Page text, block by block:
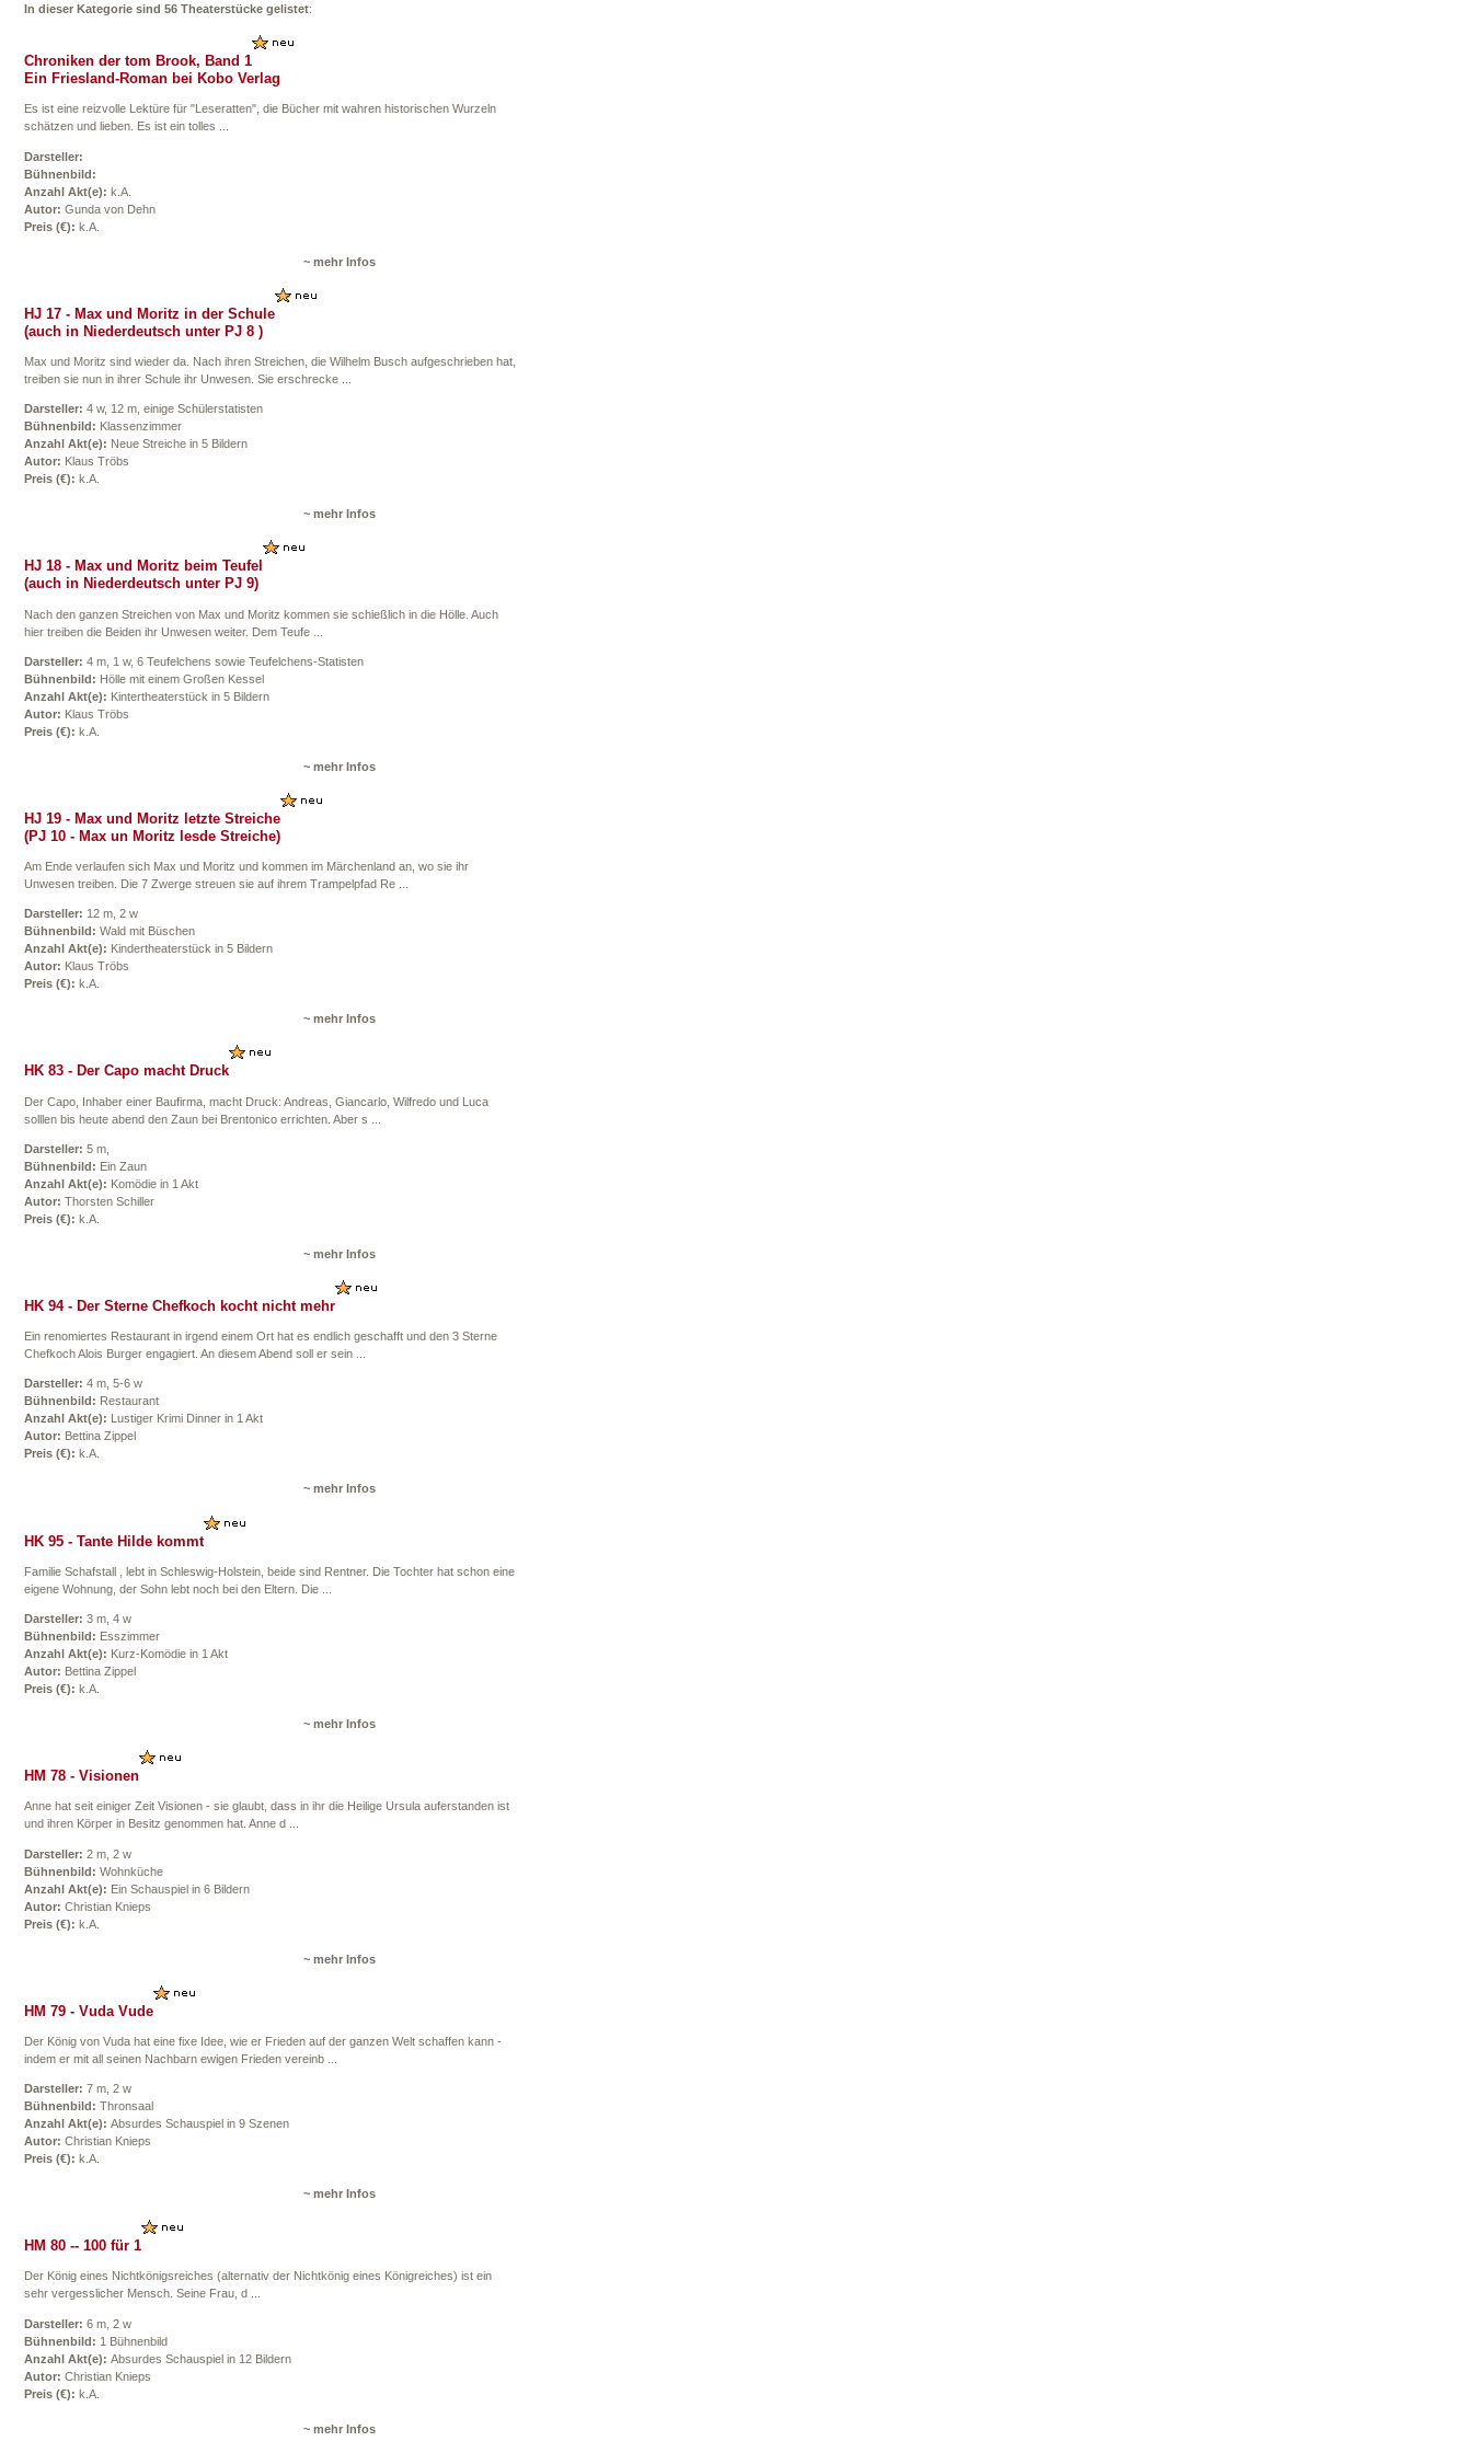
In dieser Kategorie sind 56 Theaterstücke gelistet:
Chroniken der tom Brook, Band 1
Ein Friesland-Roman bei Kobo Verlag
Es ist eine reizvolle Lektüre für "Leseratten", die Bücher mit wahren historischen Wurzeln
schätzen und lieben. Es ist ein tolles ...
Darsteller:
Bühnenbild:
Anzahl Akt(e): k.A.
Autor: Gunda von Dehn
Preis (€): k.A.
~ mehr Infos
HJ 17 - Max und Moritz in der Schule
(auch in Niederdeutsch unter PJ 8 )
Max und Moritz sind wieder da. Nach ihren Streichen, die Wilhelm Busch aufgeschrieben hat,
treiben sie nun in ihrer Schule ihr Unwesen. Sie erschrecke ...
Darsteller: 4 w, 12 m, einige Schülerstatisten
Bühnenbild: Klassenzimmer
Anzahl Akt(e): Neue Streiche in 5 Bildern
Autor: Klaus Tröbs
Preis (€): k.A.
~ mehr Infos
HJ 18 - Max und Moritz beim Teufel
(auch in Niederdeutsch unter PJ 9)
Nach den ganzen Streichen von Max und Moritz kommen sie schießlich in die Hölle. Auch
hier treiben die Beiden ihr Unwesen weiter. Dem Teufe ...
Darsteller: 4 m, 1 w, 6 Teufelchens sowie Teufelchens-Statisten
Bühnenbild: Hölle mit einem Großen Kessel
Anzahl Akt(e): Kintertheaterstück in 5 Bildern
Autor: Klaus Tröbs
Preis (€): k.A.
~ mehr Infos
HJ 19 - Max und Moritz letzte Streiche
(PJ 10 - Max un Moritz lesde Streiche)
Am Ende verlaufen sich Max und Moritz und kommen im Märchenland an, wo sie ihr
Unwesen treiben. Die 7 Zwerge streuen sie auf ihrem Trampelpfad Re ...
Darsteller: 12 m, 2 w
Bühnenbild: Wald mit Büschen
Anzahl Akt(e): Kindertheaterstück in 5 Bildern
Autor: Klaus Tröbs
Preis (€): k.A.
~ mehr Infos
HK 83 - Der Capo macht Druck
Der Capo, Inhaber einer Baufirma, macht Druck: Andreas, Giancarlo, Wilfredo und Luca
solllen bis heute abend den Zaun bei Brentonico errichten. Aber s ...
Darsteller: 5 m,
Bühnenbild: Ein Zaun
Anzahl Akt(e): Komödie in 1 Akt
Autor: Thorsten Schiller
Preis (€): k.A.
~ mehr Infos
HK 94 - Der Sterne Chefkoch kocht nicht mehr
Ein renomiertes Restaurant in irgend einem Ort hat es endlich geschafft und den 3 Sterne
Chefkoch Alois Burger engagiert. An diesem Abend soll er sein ...
Darsteller: 4 m, 5-6 w
Bühnenbild: Restaurant
Anzahl Akt(e):
Lustiger Krimi Dinner in 1 Akt
Autor: Bettina Zippel
Preis (€): k.A.
~ mehr Infos
HK 95 - Tante Hilde kommt
Familie Schafstall , lebt in Schleswig-Holstein, beide sind Rentner. Die Tochter hat schon eine
eigene Wohnung, der Sohn lebt noch bei den Eltern. Die ...
Darsteller: 3 m, 4 w
Bühnenbild: Esszimmer
Anzahl Akt(e): Kurz-Komödie in 1 Akt
Autor: Bettina Zippel
Preis (€): k.A.
~ mehr Infos
HM 78 - Visionen
Anne hat seit einiger Zeit Visionen - sie glaubt, dass in ihr die Heilige Ursula auferstanden ist
und ihren Körper in Besitz genommen hat. Anne d ...
Darsteller: 2 m, 2 w
Bühnenbild: Wohnküche
Anzahl Akt(e): Ein Schauspiel in 6 Bildern
Autor: Christian Knieps
Preis (€): k.A.
~ mehr Infos
HM 79 - Vuda Vude
Der König von Vuda hat eine fixe Idee, wie er Frieden auf der ganzen Welt schaffen kann -
indem er mit all seinen Nachbarn ewigen Frieden vereinb ...
Darsteller: 7 m, 2 w
Bühnenbild: Thronsaal
Anzahl Akt(e): Absurdes Schauspiel in 9 Szenen
Autor: Christian Knieps
Preis (€): k.A.
~ mehr Infos
HM 80 -- 100 für 1
Der König eines Nichtkönigsreiches (alternativ der Nichtkönig eines Königreiches) ist ein
sehr vergesslicher Mensch. Seine Frau, d ...
Darsteller: 6 m, 2 w
Bühnenbild: 1 Bühnenbild
Anzahl Akt(e): Absurdes Schauspiel in 12 Bildern
Autor: Christian Knieps
Preis (€): k.A.
~ mehr Infos